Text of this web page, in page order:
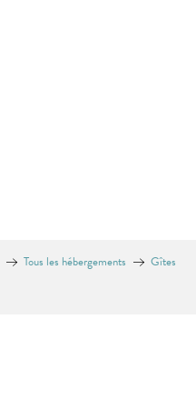
Tous les hébergements
Gîtes